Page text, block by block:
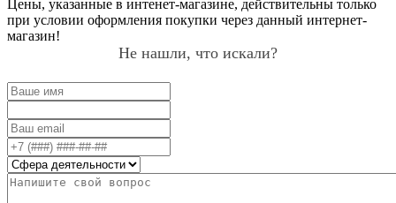
Цены, указанные в интенет-магазине, действительны только
при условии оформления покупки через данный интернет-
магазин!
Не нашли, что искали?